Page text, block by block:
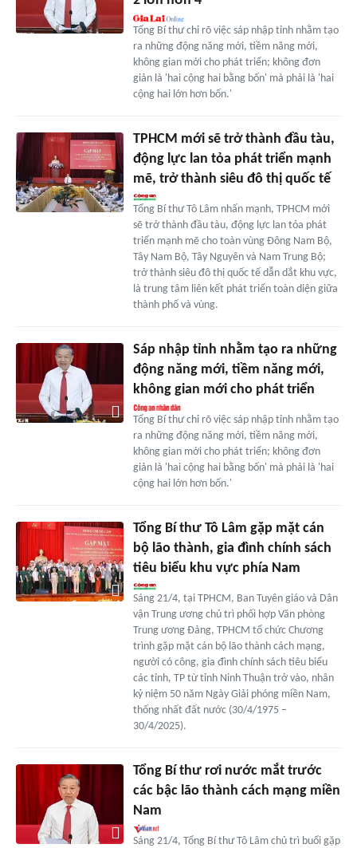
Tổng Bí thư chỉ rõ việc sáp nhập tỉnh nhằm tạo
ra những động năng mới, tiềm năng mới,
không gian mới cho phát triển; không đơn
giản là 'hai cộng hai bằng bốn' mà phải là 'hai
cộng hai lớn hơn bốn.'
TPHCM mới sẽ trở thành đầu tàu,
động lực lan tỏa phát triển mạnh
mẽ, trở thành siêu đô thị quốc tế
Tổng Bí thư Tô Lâm nhấn mạnh, TPHCM mới
sẽ trở thành đầu tàu, động lực lan tỏa phát
triển mạnh mẽ cho toàn vùng Đông Nam Bộ,
Tây Nam Bộ, Tây Nguyên và Nam Trung Bộ;
trở thành siêu đô thị quốc tế dẫn dắt khu vực,
là trung tâm liên kết phát triển toàn diện giữa
thành phố và vùng.
Sáp nhập tỉnh nhằm tạo ra những
động năng mới, tiềm năng mới,
không gian mới cho phát triển
Tổng Bí thư chỉ rõ việc sáp nhập tỉnh nhằm tạo
ra những động năng mới, tiềm năng mới,
không gian mới cho phát triển; không đơn
giản là 'hai cộng hai bằng bốn' mà phải là 'hai
cộng hai lớn hơn bốn.'
Tổng Bí thư Tô Lâm gặp mặt cán
bộ lão thành, gia đình chính sách
tiêu biểu khu vực phía Nam
Sáng 21/4, tại TPHCM, Ban Tuyên giáo và Dân
vận Trung ương chủ trì phối hợp Văn phòng
Trung ương Đảng, TPHCM tổ chức Chương
trình gặp mặt cán bộ lão thành cách mạng,
người có công, gia đình chính sách tiêu biểu
các tỉnh, TP từ tỉnh Ninh Thuận trở vào, nhân
kỷ niệm 50 năm Ngày Giải phóng miền Nam,
thống nhất đất nước (30/4/1975 –
30/4/2025).
Tổng Bí thư rơi nước mắt trước
các bậc lão thành cách mạng miền
Nam
Sáng 21/4, Tổng Bí thư Tô Lâm chủ trì buổi gặp